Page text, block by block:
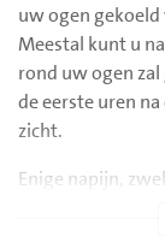
uw ogen
Meestal kunt u
rond uw ogen
de eerste uren
zicht.
Enige napijn,